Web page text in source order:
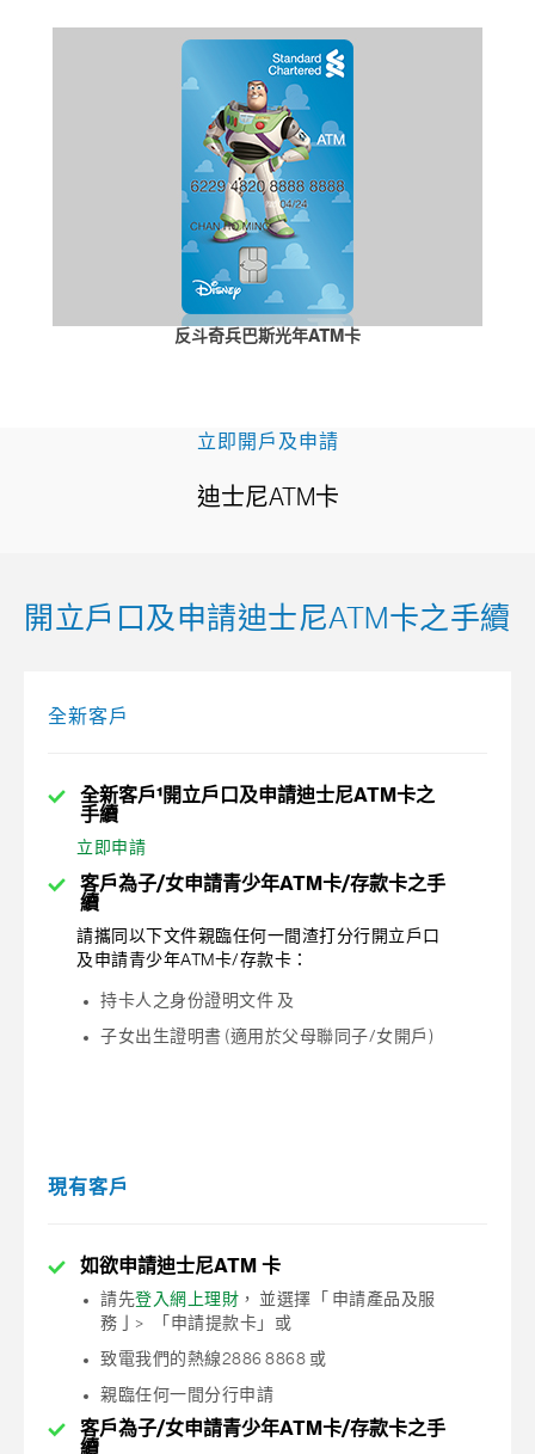
反斗奇兵巴斯光年ATM卡
立即開戶及申請
迪士尼ATM卡
開立戶口及申請迪士尼ATM卡之手續
全新客戶
全新客戶¹開立戶口及申請迪士尼ATM卡之
手續
立即申請
客戶為子/女申請青少年ATM卡/存款卡之手
續
請攜同以下文件親臨任何一間渣打分行開立戶口
及申請青少年ATM卡/存款卡：
持卡人之身份證明文件 及
子女出生證明書 (適用於父母聯同子/女開戶)
現有客戶
如欲申請迪士尼ATM 卡
請先登入網上理財 ， 並選擇「 申請產品及服
務亅> 「申請提款卡」或
致電我們的熱線2886 8868 或
親臨任何一間分行申請
客戶為子/女申請青少年ATM卡/存款卡之手
續